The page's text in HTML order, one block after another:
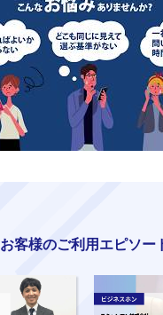
お客様のご利用エピソー